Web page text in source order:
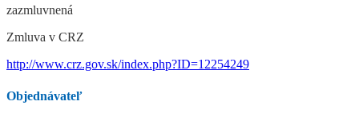
zazmluvnená
Zmluva v CRZ
http://www.crz.gov.sk/index.php?ID=12254249
Objednávateľ